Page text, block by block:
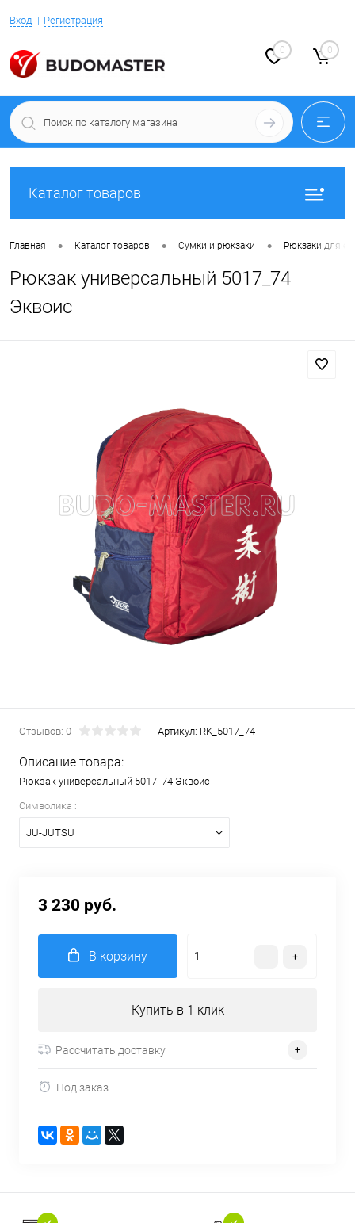
Вход Регистрация
0 0
Каталог товаров
Главная • Каталог товаров • Сумки и рюкзаки • Рюкзаки для
Рюкзак универсальный 5017_74
Эквоис
Отзывов: 0 Артикул: RK_5017_74
Описание товара:
Рюкзак универсальный 5017_74 Эквоис
Символика :
JU-JUTSU
3 230 руб.
В корзину
Купить в 1 клик
Рассчитать доставку
Под заказ